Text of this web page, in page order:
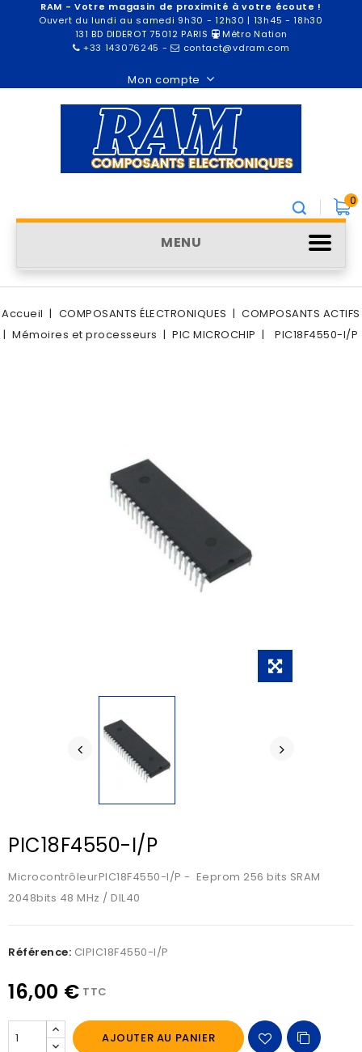
RAM - Votre magasin de proximité à votre écoute !
Ouvert du lundi au samedi 9h30 - 12h30 | 13h45 - 18h30
131 BD DIDEROT 75012 PARIS
Métro Nation
+33 143076245 - contact@vdram.com
Mon compte
0
MENU
Accueil COMPOSANTS ÉLECTRONIQUES
COMPOSANTS ACTIFS
Mémoires et processeurs
PIC MICROCHIP PIC18F4550-I/P
PIC18F4550-I/P
MicrocontrôleurPIC18F4550-I/P - Eeprom 256 bits SRAM
2048bits 48 MHz / DIL40
Référence: CIPIC18F4550-I/P
16,00 € TTC
AJOUTER AU PANIER